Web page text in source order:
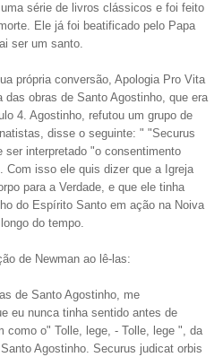
série de livros clássicos e foi feito
Ele já foi beatificado pelo Papa
ser um santo.
própria conversão, Apologia Pro Vita
obras de Santo Agostinho, que era
4. Agostinho, refutou um grupo de
disse o seguinte: " "Securus
ser interpretado "o consentimento
isso ele quis dizer que a Igreja
para a Verdade, e que ele tinha
do Espírito Santo em ação na Noiva
do tempo.
de Newman ao lê-las:
de Santo Agostinho, me
eu nunca tinha sentido antes de
como o" Tolle, lege, - Tolle, lege ", da
Agostinho. Securus judicat orbis